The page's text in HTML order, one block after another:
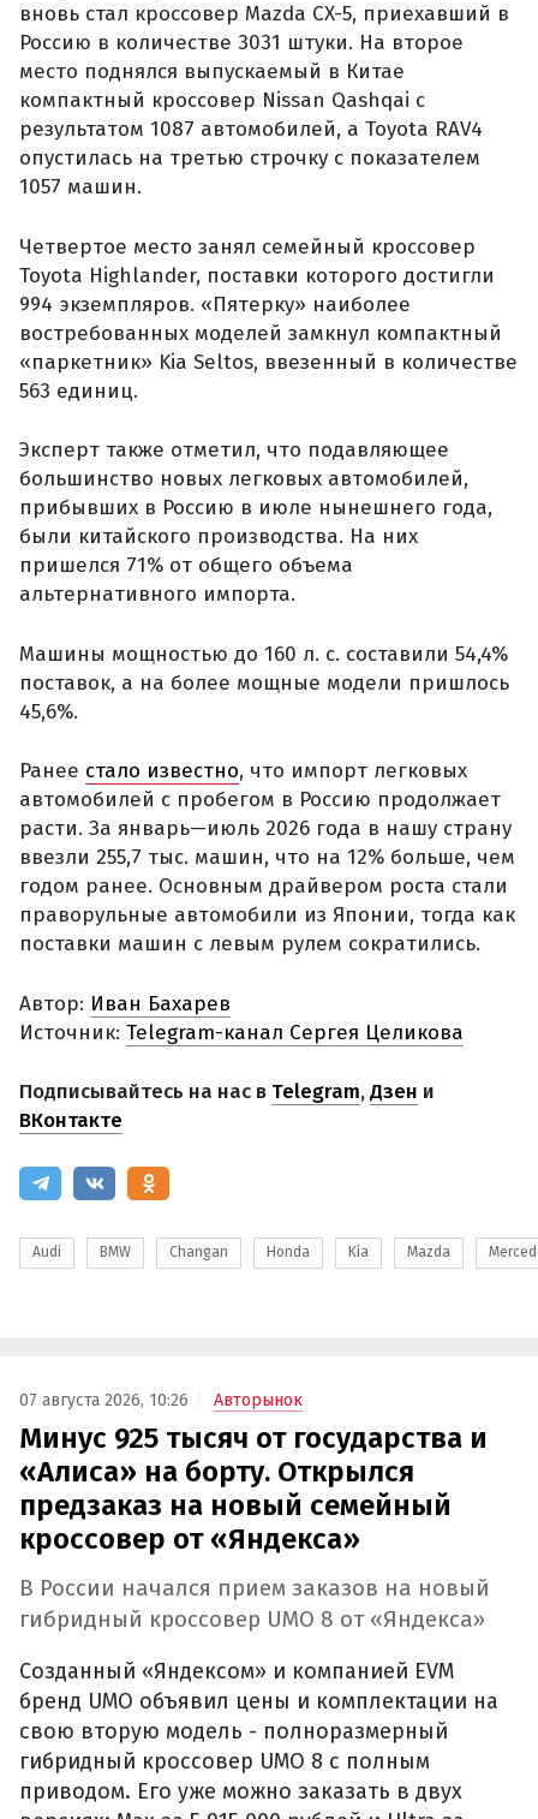
вновь стал кроссовер Mazda CX-5, приехавший в
Россию в количестве 3031 штуки. На второе
место поднялся выпускаемый в Китае
компактный кроссовер Nissan Qashqai с
результатом 1087 автомобилей, а Toyota RAV4
опустилась на третью строчку с показателем
1057 машин.
Четвертое место занял семейный кроссовер
Toyota Highlander, поставки которого достигли
994 экземпляров. «Пятерку» наиболее
востребованных моделей замкнул компактный
«паркетник» Kia Seltos, ввезенный в количестве
563 единиц.
Эксперт также отметил, что подавляющее
большинство новых легковых автомобилей,
прибывших в Россию в июле нынешнего года,
были китайского производства. На них
пришелся 71% от общего объема
альтернативного импорта.
Машины мощностью до 160 л. с. составили 54,4%
поставок, а на более мощные модели пришлось
45,6%.
Ранее стало известно, что импорт легковых
автомобилей с пробегом в Россию продолжает
расти. За январь—июль 2026 года в нашу страну
ввезли 255,7 тыс. машин, что на 12% больше, чем
годом ранее. Основным драйвером роста стали
праворульные автомобили из Японии, тогда как
поставки машин с левым рулем сократились.
Автор: Иван Бахарев
Источник: Telegram-канал Сергея Целикова
Подписывайтесь на нас в Telegram,Дзен и
ВКонтакте
Audi BMW Changan Honda Kia Mazda
07 августа 2026, 10:26 Авторынок
Минус 925 тысяч от государства и
«Алиса» на борту. Открылся
предзаказ на новый семейный
кроссовер от «Яндекса»
В России начался прием заказов на новый
гибридный кроссовер UMO 8 от «Яндекса»
Созданный «Яндексом» и компанией EVM
бренд UMO объявил цены и комплектации на
свою вторую модель - полноразмерный
гибридный кроссовер UMO 8 с полным
приводом. Его уже можно заказать в двух